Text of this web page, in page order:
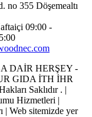
no 355 Döşemealtı
09:00 -
DAİR HERŞEY -
GIDA İTH İHR
Saklıdır . |
Hizmetleri |
| Web sitemizde yer